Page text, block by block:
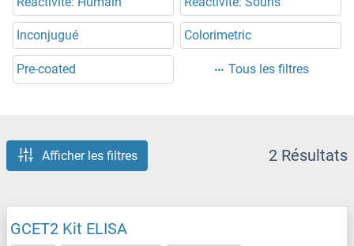
Inconjugué Colorimetric
Pre-coated Tous les filtres
Afficher les filtres 2 Résultats
GCET2 Kit ELISA